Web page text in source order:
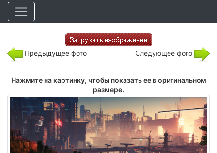
Предыдущее фото Следующее фото
Нажмите на картинку, чтобы показать ее в оригинальном
размере.